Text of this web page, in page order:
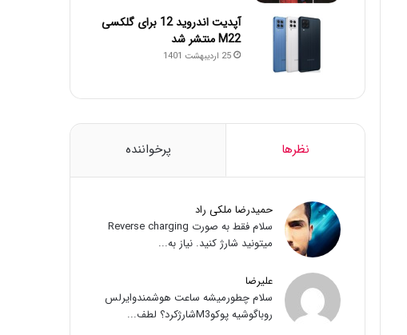
آپدیت اندروید 12 برای گلکسی
M22 منتشر شد
25 اردیبهشت 1401
نظرها پرخواننده
حمیدرضا ملکی راد
سلام فقط به صورت Reverse charging
میتونید شارژ کنید. نیاز به...
علیرضا
سلام چطورمیشه ساعت هوشمندوایرلس
روباگوشیه پوکوM3شارژکرد؟ لطف...